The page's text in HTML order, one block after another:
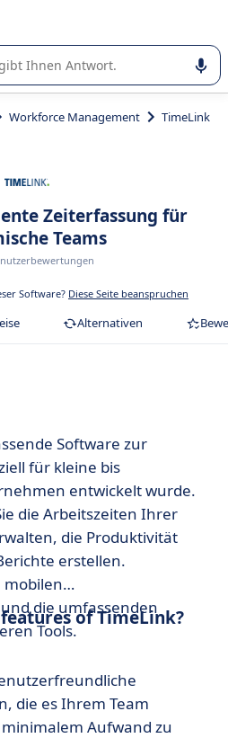
mit
der Nutzung oder Auswahl
Workforce Management TimeLink
Zeiterfassung für
Teams
Software? Diese Seite beanspruchen
Alternativen
Software zur
für kleine bis
entwickelt wurde.
die Arbeitszeiten Ihrer
die Produktivität
erstellen.
mobilen
die umfassenden
Tools.
of TimeLink?
die es Ihrem Team
Aufwand zu